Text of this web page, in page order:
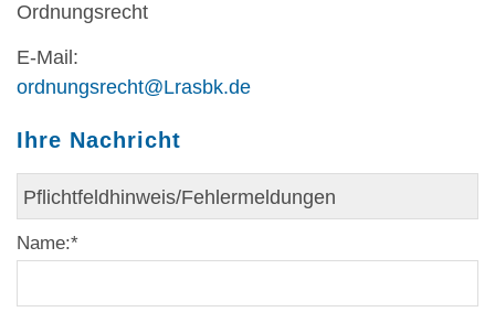
Ordnungsrecht
E-Mail:
ordnungsrecht@Lrasbk.de
Ihre Nachricht
Name:*